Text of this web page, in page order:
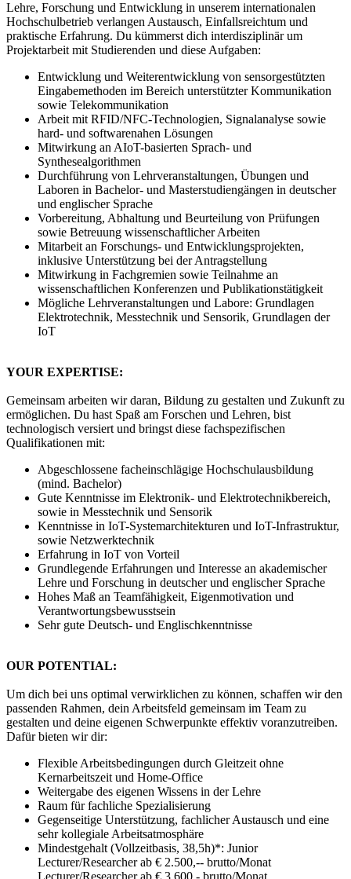
Lehre, Forschung und Entwicklung in unserem internationalen
Hochschulbetrieb verlangen Austausch, Einfallsreichtum und
praktische Erfahrung. Du kümmerst dich interdisziplinär um
Projektarbeit mit Studierenden und diese Aufgaben:
Entwicklung und Weiterentwicklung von sensorgestützten
Eingabemethoden im Bereich unterstützter Kommunikation
sowie Telekommunikation
Arbeit mit RFID/NFC-Technologien, Signalanalyse sowie
hard- und softwarenahen Lösungen
Mitwirkung an AIoT-basierten Sprach- und
Synthesealgorithmen
Durchführung von Lehrveranstaltungen, Übungen und
Laboren in Bachelor- und Masterstudiengängen in deutscher
und englischer Sprache
Vorbereitung, Abhaltung und Beurteilung von Prüfungen
sowie Betreuung wissenschaftlicher Arbeiten
Mitarbeit an Forschungs- und Entwicklungsprojekten,
inklusive Unterstützung bei der Antragstellung
Mitwirkung in Fachgremien sowie Teilnahme an
wissenschaftlichen Konferenzen und Publikationstätigkeit
Mögliche Lehrveranstaltungen und Labore: Grundlagen
Elektrotechnik, Messtechnik und Sensorik, Grundlagen der
IoT
YOUR EXPERTISE:
Gemeinsam arbeiten wir daran, Bildung zu gestalten und Zukunft zu
ermöglichen. Du hast Spaß am Forschen und Lehren, bist
technologisch versiert und bringst diese fachspezifischen
Qualifikationen mit:
Abgeschlossene facheinschlägige Hochschulausbildung
(mind. Bachelor)
Gute Kenntnisse im Elektronik- und Elektrotechnikbereich,
sowie in Messtechnik und Sensorik
Kenntnisse in IoT-Systemarchitekturen und IoT-Infrastruktur,
sowie Netzwerktechnik
Erfahrung in IoT von Vorteil
Grundlegende Erfahrungen und Interesse an akademischer
Lehre und Forschung in deutscher und englischer Sprache
Hohes Maß an Teamfähigkeit, Eigenmotivation und
Verantwortungsbewusstsein
Sehr gute Deutsch- und Englischkenntnisse
OUR POTENTIAL:
Um dich bei uns optimal verwirklichen zu können, schaffen wir den
passenden Rahmen, dein Arbeitsfeld gemeinsam im Team zu
gestalten und deine eigenen Schwerpunkte effektiv voranzutreiben.
Dafür bieten wir dir:
Flexible Arbeitsbedingungen durch Gleitzeit ohne
Kernarbeitszeit und Home-Office
Weitergabe des eigenen Wissens in der Lehre
Raum für fachliche Spezialisierung
Gegenseitige Unterstützung, fachlicher Austausch und eine
sehr kollegiale Arbeitsatmosphäre
Mindestgehalt (Vollzeitbasis, 38,5h)*: Junior
Lecturer/Researcher ab € 2.500,-- brutto/Monat
Lecturer/Researcher ab € 3.600 - brutto/Monat